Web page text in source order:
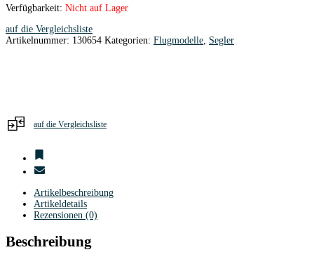
Verfügbarkeit: Nicht auf Lager
auf die Vergleichsliste
Artikelnummer: 130654 Kategorien: Flugmodelle Segler
auf die Vergleichsliste
Artikelbeschreibung
Artikeldetails
Rezensionen (0)
Beschreibung